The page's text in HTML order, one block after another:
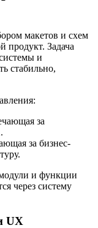
макетов и схем
продукт. Задача
и
стабильно,
за
за бизнес-
и функции
через систему
UX